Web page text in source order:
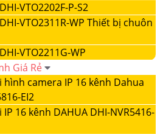
VTO2202F-P-S2
VTO2311R-WP Thiết bị chuôn
VTO2211G-WP
Giá Rẻ
camera IP 16 kênh Dahua
EI2
16 kênh DAHUA DHI-NVR5416-